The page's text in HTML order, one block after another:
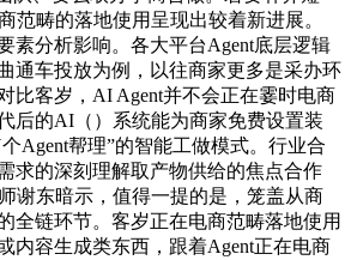
范畴的落地使用呈现出较着新进展。
素分析影响。各大平台Agent底层逻辑
通车投放为例，以往商家更多是采办环
比客岁，AI Agent并不会正在霎时电商
后的AI（）系统能为商家免费设置装
Agent帮理”的智能工做模式。行业合
求的深刻理解取产物供给的焦点合作
谢东暗示，值得一提的是，笼盖从商
全链环节。客岁正在电商范畴落地使用
内容生成类东西，跟着Agent正在电商